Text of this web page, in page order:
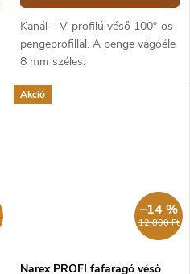
Kanál – V-profilú véső 100°-os
pengeprofillal. A penge vágóéle
8 mm széles.
Akció
12 800 Ft
–14 %
Narex PROFI fafaragó véső